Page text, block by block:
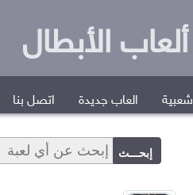
ألعاب الأبطال
شعبية العاب جديدة اتصل بنا